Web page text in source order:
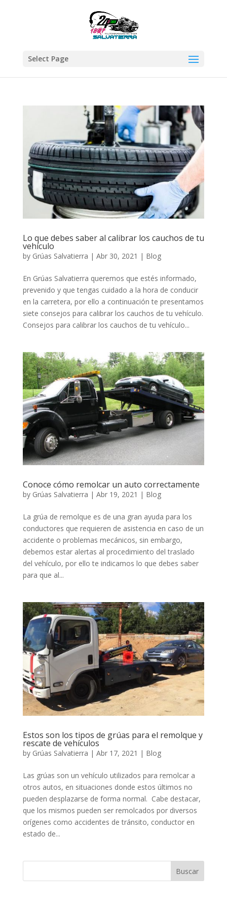
Select Page
Lo que debes saber al calibrar los cauchos de tu
vehículo
by Grúas Salvatierra | Abr 30, 2021 | Blog
En Grúas Salvatierra queremos que estés informado,
prevenido y que tengas cuidado a la hora de conducir
en la carretera, por ello a continuación te presentamos
siete consejos para calibrar los cauchos de tu vehículo.
Consejos para calibrar los cauchos de tu vehículo...
Conoce cómo remolcar un auto correctamente
by Grúas Salvatierra | Abr 19, 2021 | Blog
La grúa de remolque es de una gran ayuda para los
conductores que requieren de asistencia en caso de un
accidente o problemas mecánicos, sin embargo,
debemos estar alertas al procedimiento del traslado
del vehículo, por ello te indicamos lo que debes saber
para que al...
Estos son los tipos de grúas para el remolque y
rescate de vehículos
by Grúas Salvatierra | Abr 17, 2021 | Blog
Las grúas son un vehículo utilizados para remolcar a
otros autos, en situaciones donde estos últimos no
pueden desplazarse de forma normal. Cabe destacar,
que los mismos pueden ser remolcados por diversos
orígenes como accidentes de tránsito, conductor en
estado de...